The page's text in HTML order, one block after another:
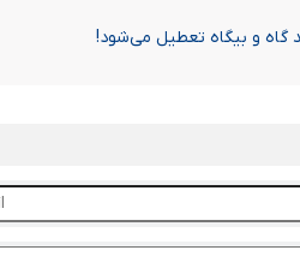
گاه و بیگاه تعطیل می‌شود!